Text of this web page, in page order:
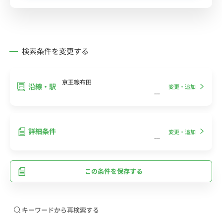
検索条件を変更する
沿線・駅 京王線布田
変更・追加
詳細条件 変更・追加
この条件を保存する
キーワードから再検索する